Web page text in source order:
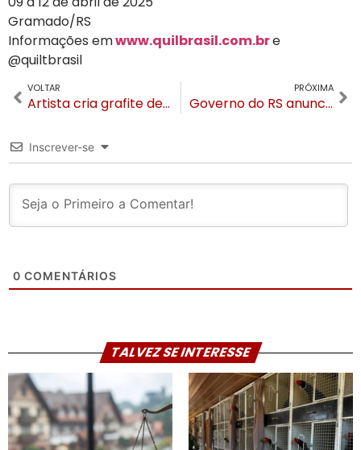
Gramado/RS
Informações emwww.quilbrasil.com.bre
@quiltbrasil
VOLTAR
Artista cria grafite de 25 m² com homenagem ao Turismo Gaúcho no Aeroporto Salgado Filho
PRÓXIMA
Governo do RS anuncia redução de imposto para fabricantes de chocolate artesanal
Inscrever-se
0 COMENTÁRIOS
TALVEZ SE INTERESSE